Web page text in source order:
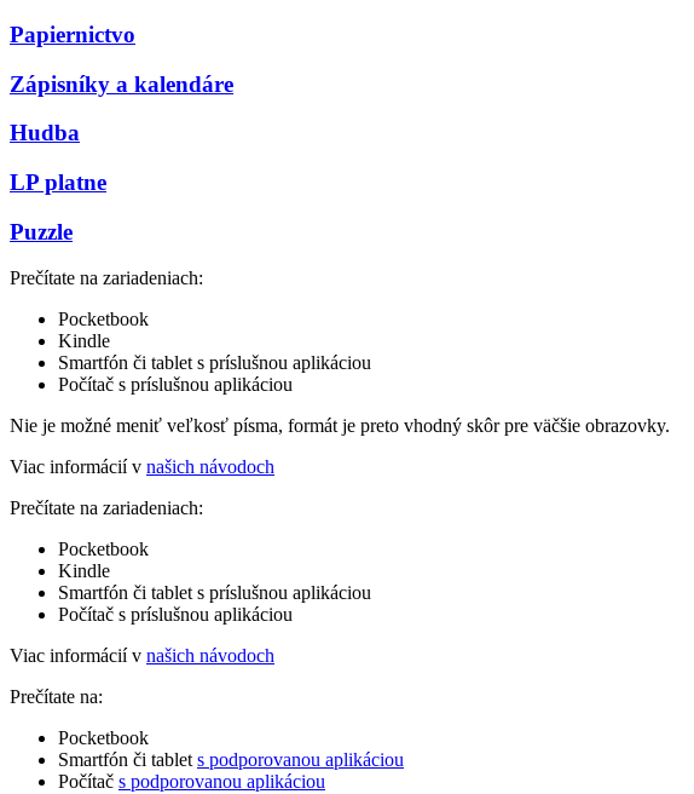
Papiernictvo
Zápisníky a kalendáre
Hudba
LP platne
Puzzle
Prečítate na zariadeniach:
Pocketbook
Kindle
Smartfón či tablet s príslušnou aplikáciou
Počítač s príslušnou aplikáciou
Nie je možné meniť veľkosť písma, formát je preto vhodný skôr pre väčšie obrazovky.
Viac informácií v našich návodoch
Prečítate na zariadeniach:
Pocketbook
Kindle
Smartfón či tablet s príslušnou aplikáciou
Počítač s príslušnou aplikáciou
Viac informácií v našich návodoch
Prečítate na:
Pocketbook
Smartfón či tablet s podporovanou aplikáciou
Počítač s podporovanou aplikáciou